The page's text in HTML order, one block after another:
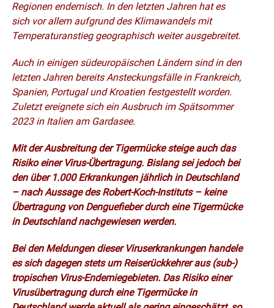
Regionen endemisch. In den letzten Jahren hat es
sich vor allem aufgrund des Klimawandels mit
Temperaturanstieg geographisch weiter ausgebreitet.
Auch in einigen südeuropäischen Ländern sind in den
letzten Jahren bereits Ansteckungsfälle in Frankreich,
Spanien, Portugal und Kroatien festgestellt worden.
Zuletzt ereignete sich ein Ausbruch im Spätsommer
2023 in Italien am Gardasee.
Mit der Ausbreitung der Tigermücke steige auch das
Risiko einer Virus-Übertragung. Bislang sei jedoch bei
den über 1.000 Erkrankungen jährlich in Deutschland
– nach Aussage des Robert-Koch-Instituts – keine
Übertragung von Denguefieber durch eine Tigermücke
in Deutschland nachgewiesen werden.
Bei den Meldungen dieser Viruserkrankungen handele
es sich dagegen stets um Reiserückkehrer aus (sub-)
tropischen Virus-Endemiegebieten. Das Risiko einer
Virusübertragung durch eine Tigermücke in